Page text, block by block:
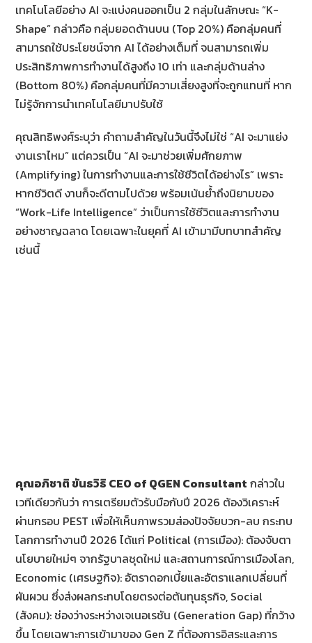
เทคโนโลยีอย่าง AI จะแบ่งคนออกเป็น 2 กลุ่มในลักษณะ “K-
Shape” กล่าวคือ กลุ่มยอดด้านบน (Top 20%) คือกลุ่มคนที่
สามารถใช้ประโยชน์จาก AI ได้อย่างเต็มที่ จนสามารถเพิ่ม
ประสิทธิภาพการทำงานได้สูงถึง 10 เท่า และกลุ่มด้านล่าง
(Bottom 80%) คือกลุ่มคนที่มีความเสี่ยงสูงที่จะถูกแทนที่ หาก
ไม่รู้จักการนำเทคโนโลยีมาปรับใช้
คุณสิทธิพงศ์ระบุว่า คำถามสำคัญในวันนี้จึงไม่ใช่ “AI จะมาแย่ง
งานเราไหม” แต่ควรเป็น “AI จะมาช่วยเพิ่มศักยภาพ
(Amplifying) ในการทำงานและการใช้ชีวิตได้อย่างไร” เพราะ
หากชีวิตดี งานก็จะดีตามไปด้วย พร้อมเน้นย้ำถึงนิยามของ
“Work-Life Intelligence” ว่าเป็นการใช้ชีวิตและการทำงาน
อย่างชาญฉลาด โดยเฉพาะในยุคที่ AI เข้ามามีบทบาทสำคัญ
เช่นนี้
คุณอภิชาติ ขันธวิธิ CEO of QGEN Consultant กล่าวใน
เวทีเดียวกันว่า การเตรียมตัวรับมือกับปี 2026 ต้องวิเคราะห์
ผ่านกรอบ PEST เพื่อให้เห็นภาพรวมส่องปัจจัยบวก-ลบ กระทบ
โลกการทำงานปี 2026 ได้แก่ Political (การเมือง): ต้องจับตา
นโยบายใหม่ๆ จากรัฐบาลชุดใหม่ และสถานการณ์การเมืองโลก,
Economic (เศรษฐกิจ): อัตราดอกเบี้ยและอัตราแลกเปลี่ยนที่
ผันผวน ซึ่งส่งผลกระทบโดยตรงต่อต้นทุนธุรกิจ, Social
(สังคม): ช่องว่างระหว่างเจเนอเรชัน (Generation Gap) ที่กว้าง
ขึ้น โดยเฉพาะการเข้ามาของ Gen Z ที่ต้องการอิสระและการ